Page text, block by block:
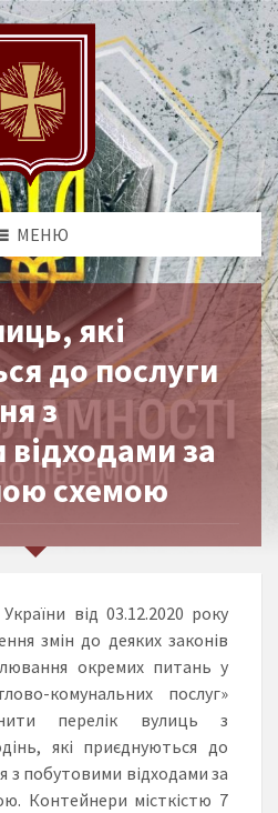
МЕНЮ
які
до послуги
з
за
схемою
від 03.12.2020 року
змін до деяких законів
окремих питань у
комунальних послуг»
перелік вулиць з
які приєднуються до
з побутовими відходами за
Контейнери місткістю 7